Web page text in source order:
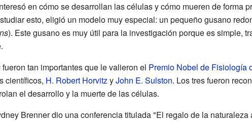
en cómo se desarrollan las células y cómo mueren de forma
esto, eligió un modelo muy especial: un pequeño gusano
). Este gusano es muy útil para la investigación porque es simple,
fueron tan importantes que le valieron el Premio Nobel de Fisiología
científicos, H. Robert HorvitzyJohn E. Sulston. Los tres fueron
el desarrollo y la muerte de las células.
Brenner dio una conferencia titulada "El regalo de la naturaleza